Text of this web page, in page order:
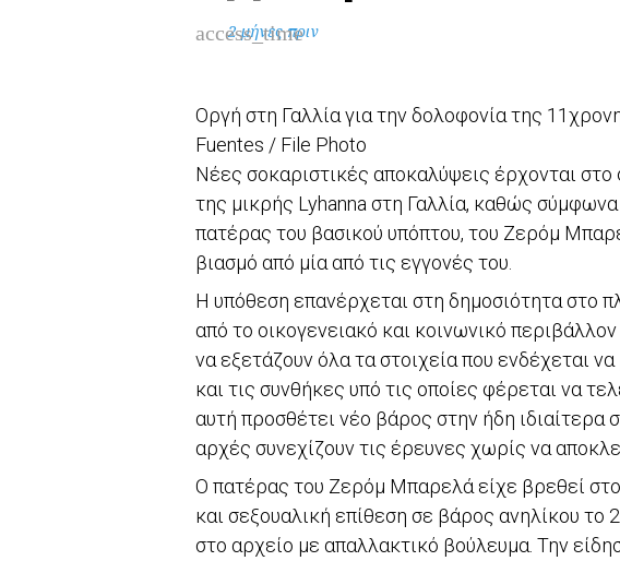
access_time
2 μήνες πριν
Οργή στη Γαλλία για την δολοφονία της
Fuentes / File Photo
Νέες σοκαριστικές αποκαλύψεις έρχονται
της μικρής Lyhanna στη Γαλλία, καθώς
πατέρας του βασικού υπόπτου, του Ζερόμ
βιασμό από μία από τις εγγονές του.
Η υπόθεση επανέρχεται στη δημοσιότητα στο
από το οικογενειακό και κοινωνικό
να εξετάζουν όλα τα στοιχεία που ενδέχεται
και τις συνθήκες υπό τις οποίες φέρεται να
αυτή προσθέτει νέο βάρος στην ήδη ιδιαίτερα
αρχές συνεχίζουν τις έρευνες χωρίς να
Ο πατέρας του Ζερόμ Μπαρελά είχε βρεθεί
και σεξουαλική επίθεση σε βάρος ανηλίκου το
στο αρχείο με απαλλακτικό βούλευμα. Την